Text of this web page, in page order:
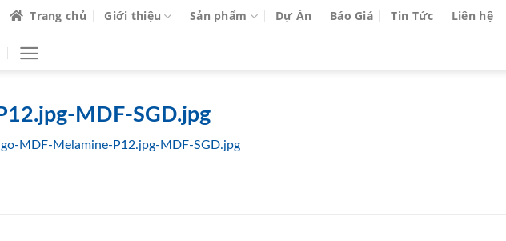
Trang chủ Giới thiệu Sản phẩm Dự Án Báo Giá Tin Tức Liên hệ
MDF-SGD.jpg
MDF-Melamine-P12.jpg-MDF-SGD.jpg